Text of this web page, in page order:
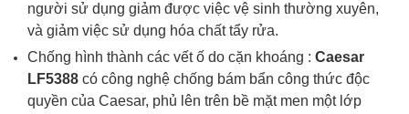
người sử dụng giảm được việc vệ sinh thường xuyên,
và giảm việc sử dụng hóa chất tẩy rửa.
Chống hình thành các vết ố do cặn khoáng : Caesar
LF5388 có công nghệ chống bám bẩn công thức độc
quyền của Caesar, phủ lên trên bề mặt men một lớp